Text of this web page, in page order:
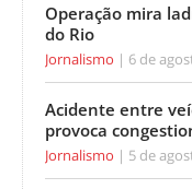
Operação mira
do Rio
Jornalismo 6 de
Acidente entre
provoca
Jornalismo 5 de